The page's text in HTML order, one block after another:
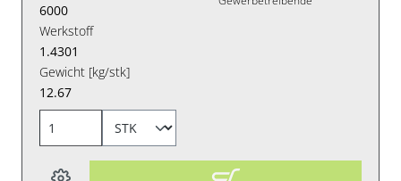
6000
Werkstoff
1.4301
Gewicht [kg/stk]
12.67